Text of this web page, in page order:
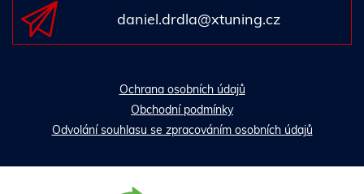
daniel.drdla@xtuning.cz
Ochrana osobních údajů
Obchodní podmínky
Odvolání souhlasu se zpracováním osobních údajů